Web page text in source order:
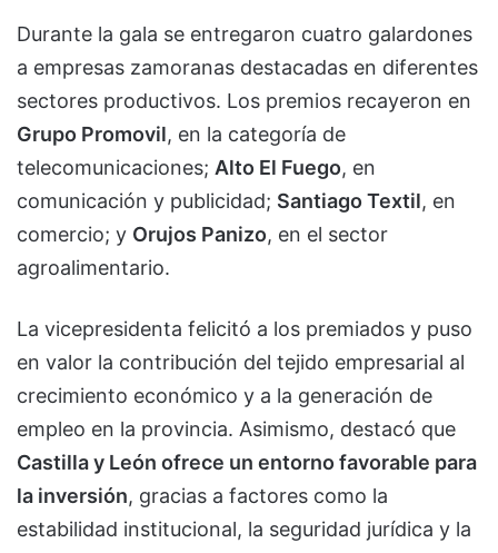
Durante la gala se entregaron cuatro galardones
a empresas zamoranas destacadas en diferentes
sectores productivos. Los premios recayeron en
Grupo Promovil, en la categoría de
telecomunicaciones; Alto El Fuego, en
comunicación y publicidad; Santiago Textil, en
comercio; y Orujos Panizo, en el sector
agroalimentario.
La vicepresidenta felicitó a los premiados y puso
en valor la contribución del tejido empresarial al
crecimiento económico y a la generación de
empleo en la provincia. Asimismo, destacó que
Castilla y León ofrece un entorno favorable para
la inversión, gracias a factores como la
estabilidad institucional, la seguridad jurídica y la